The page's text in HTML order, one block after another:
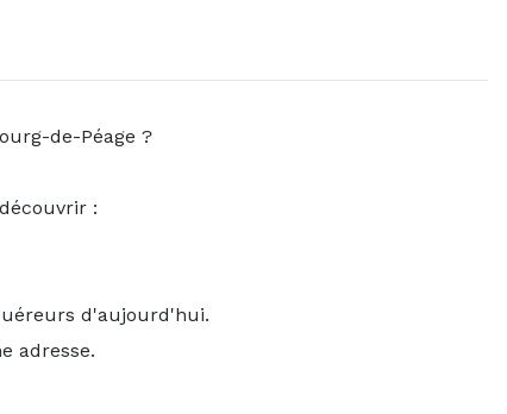
de-Péage ?
:
d'aujourd'hui.
adresse.